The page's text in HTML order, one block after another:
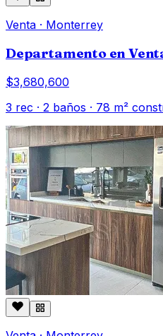
Venta · Monterrey
Departamento en
$3,680,600
3 rec · 2 baños · 78 m²